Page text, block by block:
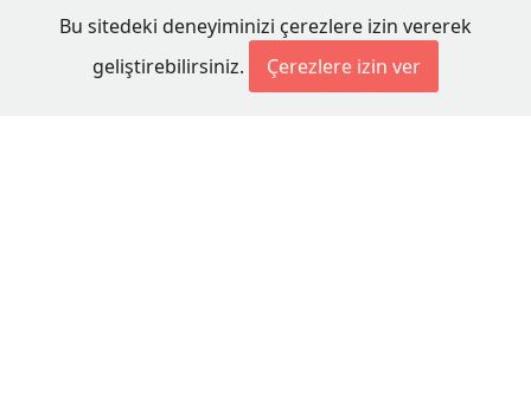
Bu sitedeki deneyiminizi çerezlere izin vererek
geliştirebilirsiniz.
Çerezlere izin ver